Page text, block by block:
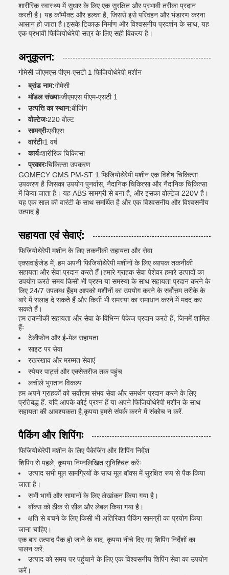
शारीरिक स्वास्थ्य में सुधार के लिए एक सुरक्षित और प्रभावी तरीका प्रदान
करती है। यह कॉम्पैक्ट और हल्का है, जिससे इसे परिवहन और भंडारण करना
आसान हो जाता है।इसके टिकाऊ निर्माण और विश्वसनीय प्रदर्शन के साथ, यह
एक प्रभावी फिजियोथेरेपी सत्र के लिए सही विकल्प है।
अनुकूलन:
गोमेसी जीएमएस पीएम-एसटी 1 फिजियोथेरेपी मशीन
ब्रांड नाम:गोमेसी
मॉडल संख्याःजीएमएस पीएम-एसटी 1
उत्पत्ति का स्थान:बीजिंग
वोल्टेजः220 वोल्ट
सामग्रीःएबीएस
वारंटीः1 वर्ष
कार्यःशारीरिक चिकित्सा
प्रकारःचिकित्सा उपकरण
GOMECY GMS PM-ST 1 फिजियोथेरेपी मशीन एक विशेष चिकित्सा
उपकरण है जिसका उपयोग पुनर्वास, नैदानिक चिकित्सा और नैदानिक चिकित्सा
में किया जाता है। यह ABS सामग्री से बना है, और इसका वोल्टेज 220V है।
यह एक साल की वारंटी के साथ समर्थित है और एक विश्वसनीय और विश्वसनीय
उत्पाद है.
सहायता एवं सेवाएं:
फिजियोथेरेपी मशीन के लिए तकनीकी सहायता और सेवा
एक्सवाईजेड में, हम अपनी फिजियोथेरेपी मशीनों के लिए व्यापक तकनीकी
सहायता और सेवा प्रदान करते हैं।हमारे ग्राहक सेवा पेशेवर हमारे उत्पादों का
उपयोग करते समय किसी भी प्रश्न या समस्या के साथ सहायता प्रदान करने के
लिए 24/7 उपलब्ध हैंहम आपको मशीनों का उपयोग करने के सर्वोत्तम तरीके के
बारे में सलाह दे सकते हैं और किसी भी समस्या का समाधान करने में मदद कर
सकते हैं।
हम तकनीकी सहायता और सेवा के विभिन्न पैकेज प्रदान करते हैं, जिनमें शामिल
हैंः
टेलीफोन और ई-मेल सहायता
साइट पर सेवा
रखरखाव और मरम्मत सेवाएं
स्पेयर पार्ट्स और एक्सेसरीज तक पहुंच
लचीले भुगतान विकल्प
हम अपने ग्राहकों को सर्वोत्तम संभव सेवा और समर्थन प्रदान करने के लिए
प्रतिबद्ध हैं. यदि आपके कोई प्रश्न हैं या अपने फिजियोथेरेपी मशीन के साथ
सहायता की आवश्यकता है,कृपया हमसे संपर्क करने में संकोच न करें.
पैकिंग और शिपिंगः
फिजियोथेरेपी मशीन के लिए पैकेजिंग और शिपिंग निर्देश
शिपिंग से पहले, कृपया निम्नलिखित सुनिश्चित करेंः
उत्पाद सभी मूल सामग्रियों के साथ मूल बॉक्स में सुरक्षित रूप से पैक किया
जाता है।
सभी भागों और सामानों के लिए लेखांकन किया गया है।
बॉक्स को ठीक से सील और लेबल किया गया है।
क्षति से बचने के लिए किसी भी अतिरिक्त पैकिंग सामग्री का प्रयोग किया
जाना चाहिए।
एक बार उत्पाद पैक हो जाने के बाद, कृपया नीचे दिए गए शिपिंग निर्देशों का
पालन करें:
उत्पाद को समय पर पहुंचाने के लिए एक विश्वसनीय शिपिंग सेवा का उपयोग
करें।